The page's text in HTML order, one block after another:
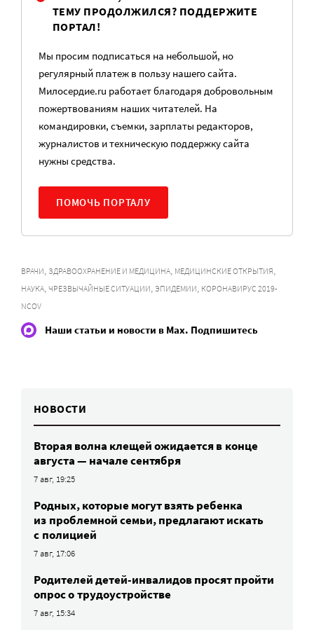
ТЕМУ ПРОДОЛЖИЛСЯ? ПОДДЕРЖИТЕ
ПОРТАЛ!
Мы просим подписаться на небольшой, но
регулярный платеж в пользу нашего сайта.
Милосердие.ru работает благодаря добровольным
пожертвованиям наших читателей. На
командировки, съемки, зарплаты редакторов,
журналистов и техническую поддержку сайта
нужны средства.
ПОМОЧЬ ПОРТАЛУ
ВРАЧИ ЗДРАВООХРАНЕНИЕ И МЕДИЦИНА МЕДИЦИНСКИЕ ОТКРЫТИЯ
НАУКА ЧРЕЗВЫЧАЙНЫЕ СИТУАЦИИ ЭПИДЕМИИ КОРОНАВИРУС 2019-
NCOV
Наши статьи и новости в Max. Подпишитесь
НОВОСТИ
Вторая волна клещей ожидается в конце
августа — начале сентября
7 авг, 19:25
Родных, которые могут взять ребенка
из проблемной семьи, предлагают искать
с полицией
7 авг, 17:06
Родителей детей-инвалидов просят пройти
опрос о трудоустройстве
7 авг, 15:34